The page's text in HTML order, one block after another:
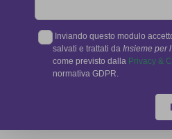
Inviando questo modulo
salvati e trattati da Insieme per
come previsto dalla Privacy &
normativa GDPR.